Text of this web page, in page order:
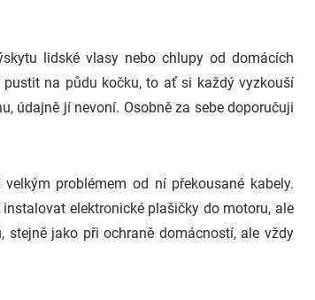
lidské vlasy nebo chlupy od domácích
na půdu kočku, to ať si každý vyzkouší
údajně jí nevoní. Osobně za sebe doporučuji
problémem od ní překousané kabely.
elektronické plašičky do motoru, ale
jako při ochraně domácností, ale vždy